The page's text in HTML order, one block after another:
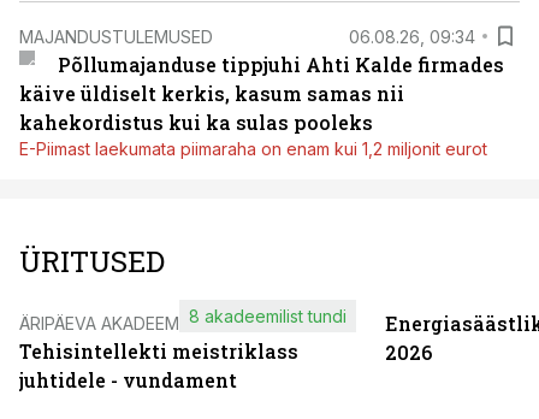
MAJANDUSTULEMUSED 06.08.26, 09:34
Põllumajanduse tippjuhi Ahti Kalde firmades
käive üldiselt kerkis, kasum samas nii
kahekordistus kui ka sulas pooleks
E-Piimast laekumata piimaraha on enam kui 1,2 miljonit eurot
ÜRITUSED
ÄRIPÄEVA AKADEEMIA
Tehisintellekti meistriklass
juhtidele - vundament
8 akadeemilist tundi
2026